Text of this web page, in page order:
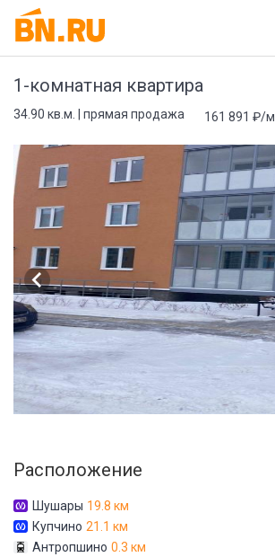
1-комнатная квартира
34.90 кв.м. | прямая продажа 161 891 ₽/м
Расположение
Шушары 19.8 км
Купчино 21.1 км
Антропшино 0.3 км